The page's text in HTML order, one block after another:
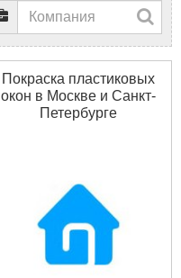
Покраска пластиковых
окон в Москве и Санкт-
Петербурге